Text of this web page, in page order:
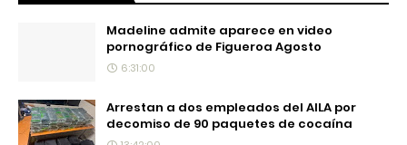
Madeline admite aparece en video
pornográfico de Figueroa Agosto
6:31:00
Arrestan a dos empleados del AILA por
decomiso de 90 paquetes de cocaína